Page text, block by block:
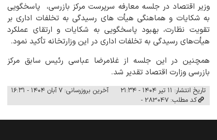
وزیر اقتصاد در جلسه معارفه سرپرست مرکز بازرسی، پاسخگویی
به شکایات و هماهنگی هیأت های رسیدگی به تخلفات اداری بر
تقویت نظارت، بهبود پاسخگویی به شکایات و ارتقای عملکرد
هیأت‌های رسیدگی به تخلفات اداری در این وزارتخانه تأکید نمود.
همچنین در این جلسه از غلامرضا عباسی رئیس سابق مرکز
بازرسی وزارت اقتصاد تقدیر شد.
تاریخ انتشار: ۱۱ تیر ۱۴۰۴ - ۲۱:۳۴
آخرین بروزرسانی: ۷ آبان ۱۴۰۴ - ۱۶:۳۱
کد مطلب: 283047 -